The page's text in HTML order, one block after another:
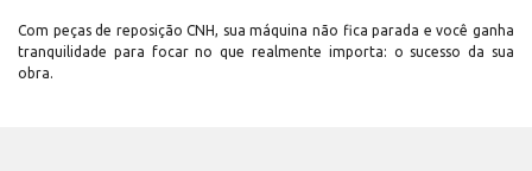
Com peças de reposição CNH, sua máquina não fica parada e você ganha
tranquilidade para focar no que realmente importa: o sucesso da sua
obra.